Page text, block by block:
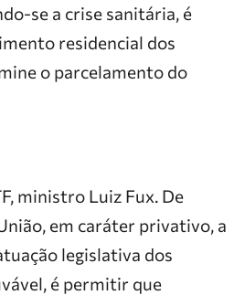
se a crise sanitária, é
residencial dos
o parcelamento do
ministro Luiz Fux. De
em caráter privativo, a
legislativa dos
é permitir que